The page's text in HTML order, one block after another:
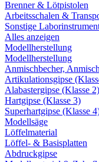
Brenner & Lötpistolen
Arbeitsschalen &
Sonstige
Alles anzeigen
Modellherstellung
Modellherstellung
Anmischbecher,
Artikulationsgipse
Alabastergipse (Klasse 2)
Hartgipse (Klasse 3)
Superhartgipse (Klasse
Modellsäge
Löffelmaterial
Löffel- & Basisplatten
Abdruckgipse